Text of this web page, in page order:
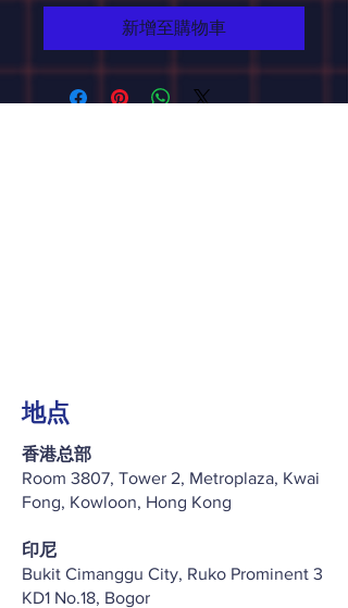
新增至購物車
地点
香港总部
Room 3807, Tower 2, Metroplaza, Kwai
Fong, Kowloon, Hong Kong
印尼
Bukit Cimanggu City, Ruko Prominent 3
KD1 No.18, Bogor